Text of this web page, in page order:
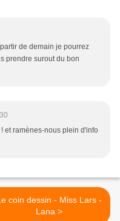
de demain je pourrez
prendre surout du bon
et ramènes-nous plein d'info
coin dessin - Miss Lars -
Lana >